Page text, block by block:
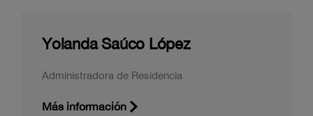
Yolanda Saúco López
Administradora de Residencia
Más información